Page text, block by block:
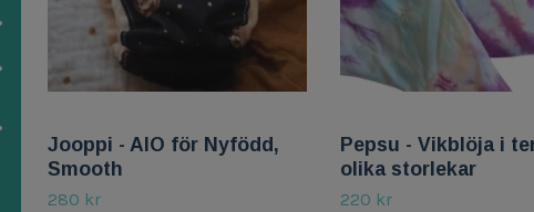
Jooppi - AIO för Nyfödd,
Smooth
280 kr
Pepsu - Vikblöja i
olika storlekar
220 kr